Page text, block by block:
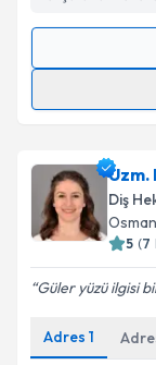
takvim
E-posta
Metni
Uzm.
Diş
5 (7
Güler yüzü ilgisi
Adres 1